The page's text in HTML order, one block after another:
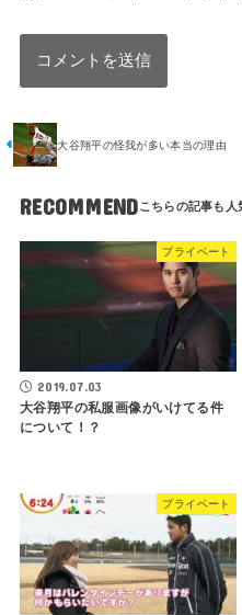
大谷翔平の怪我が多い本当の理由
RECOMMEND
プライベート
2019.07.03
大谷翔平の私服画像がいけてる件
について！？
プライベート